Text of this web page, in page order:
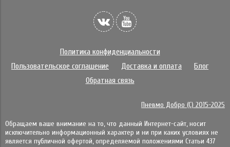
Политика конфиденциальности
Пользовательское соглашение
Доставка и оплата
Блог
Обратная связь
Пневмо Добро (С) 2015-2025
Обращаем ваше внимание на то, что данный Интернет-сайт, носит
исключительно информационный характер и ни при каких условиях не
является публичной офертой, определяемой положениями Статьи 437